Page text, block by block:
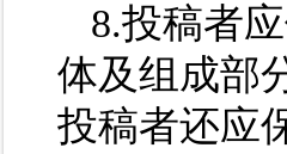
8.投稿者
体及组成部
投稿者还应